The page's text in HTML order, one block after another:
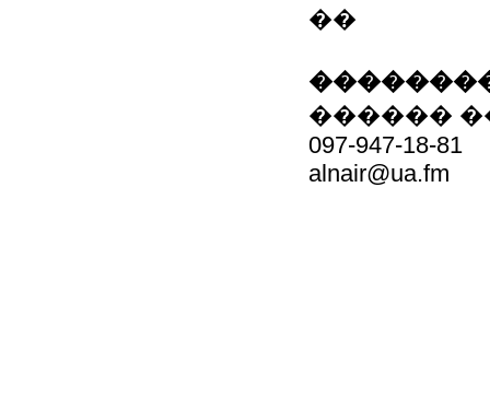
��
������
097-947-18-81
alnair@ua.fm